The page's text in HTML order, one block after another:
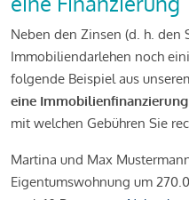
Neben den Zinsen (d. h.
Immobiliendarlehen noch
folgende Beispiel aus
eine
mit welchen Gebühren Sie
Martina und Max
Eigentumswohnung um